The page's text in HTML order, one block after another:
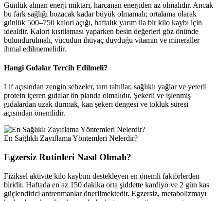
Günlük alınan enerji miktarı, harcanan enerjiden az olmalıdır. Ancak
bu fark sağlığı bozacak kadar büyük olmamalı; ortalama olarak
günlük 500–750 kalori açığı, haftalık yarım ila bir kilo kaybı için
idealdir. Kalori kısıtlaması yaparken besin değerleri göz önünde
bulundurulmalı, vücudun ihtiyaç duyduğu vitamin ve mineraller
ihmal edilmemelidir.
Hangi Gıdalar Tercih Edilmeli?
Lif açısından zengin sebzeler, tam tahıllar, sağlıklı yağlar ve yeterli
protein içeren gıdalar ön planda olmalıdır. Şekerli ve işlenmiş
gıdalardan uzak durmak, kan şekeri dengesi ve tokluk süresi
açısından önemlidir.
En Sağlıklı Zayıflama Yöntemleri Nelerdir?
Egzersiz Rutinleri Nasıl Olmalı?
Fiziksel aktivite kilo kaybını destekleyen en önemli faktörlerden
biridir. Haftada en az 150 dakika orta şiddette kardiyo ve 2 gün kas
güçlendirici antrenmanlar önerilmektedir. Egzersiz, metabolizmayı